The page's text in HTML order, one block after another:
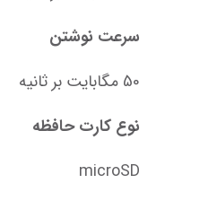
سرعت نوشتن
50 مگابایت بر ثانیه
نوع کارت حافظه
microSD